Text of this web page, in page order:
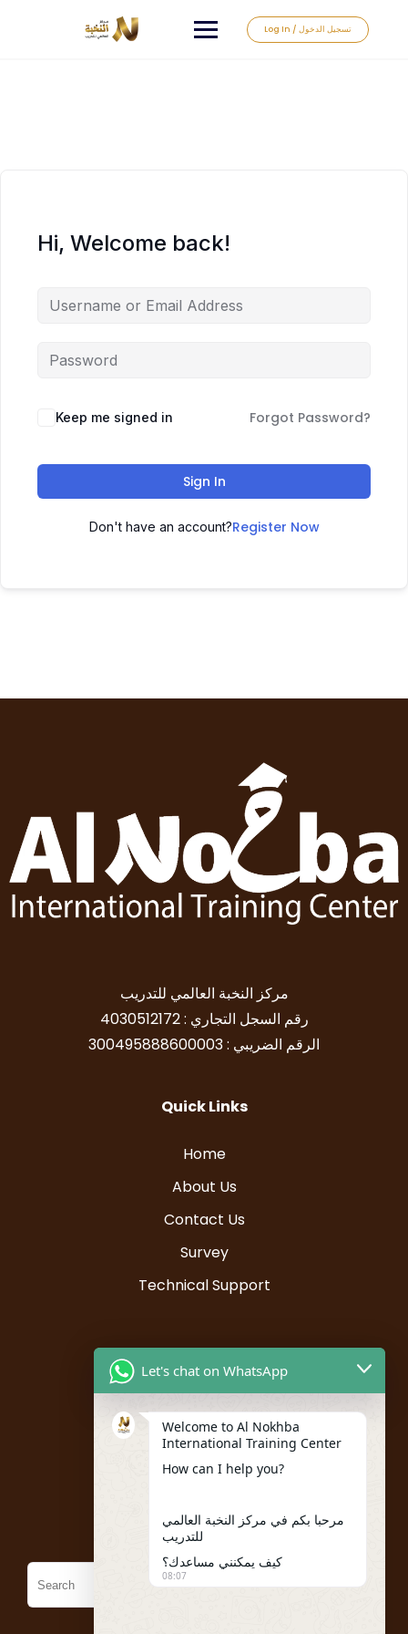
Log In / تسجيل الدخول
Hi, Welcome back!
Keep me signed in Forgot Password?
Sign In
Don't have an account?Register Now
مركز النخبة العالمي للتدريب
رقم السجل التجاري : 4030512172
الرقم الضريبي : 300495888600003
Quick Links
Home
About Us
Contact Us
Survey
Technical Support
Resources
Student Registration
My account
Let's chat on WhatsApp
Welcome to Al Nokhba
International Training Center
How can I help you?
مرحبا بكم في مركز النخبة العالمي
للتدريب
كيف يمكنني مساعدك؟
08:07